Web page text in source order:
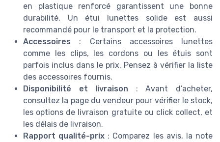
en plastique renforcé garantissent une bonne
durabilité. Un étui lunettes solide est aussi
recommandé pour le transport et la protection.
Accessoires : Certains accessoires lunettes
comme les clips, les cordons ou les étuis sont
parfois inclus dans le prix. Pensez à vérifier la liste
des accessoires fournis.
Disponibilité et livraison : Avant d’acheter,
consultez la page du vendeur pour vérifier le stock,
les options de livraison gratuite ou click collect, et
les délais de livraison.
Rapport qualité-prix : Comparez les avis, la note